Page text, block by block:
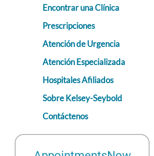
Encontrar una Clínica
Prescripciones
Atención de Urgencia
Atención Especializada
Hospitales Afiliados
Sobre Kelsey-Seybold
Contáctenos